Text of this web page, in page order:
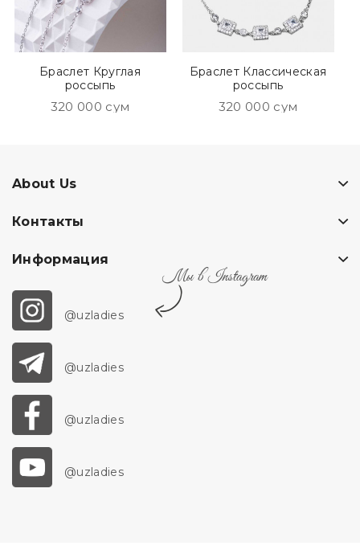
Браслет Круглая
россыпь
320 000 сум
Браслет Классическая
россыпь
320 000 сум
About Us
Контакты
Информация
@uzladies
@uzladies
@uzladies
@uzladies
Мы в Instagram